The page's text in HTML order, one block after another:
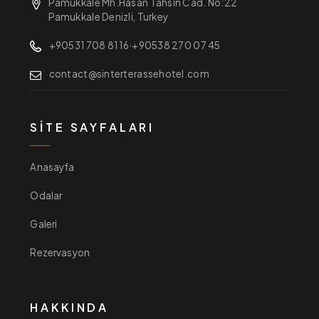
Pamukkale Mh.Hasan Tahsin Cad. No:22
Pamukkale Denizli, Turkey
+90531 708 81 16·+90538 270 07 45
contact@sinterterassehotel.com
SITE SAYFALARI
Anasayfa
Odalar
Galeri
Rezervasyon
HAKKINDA